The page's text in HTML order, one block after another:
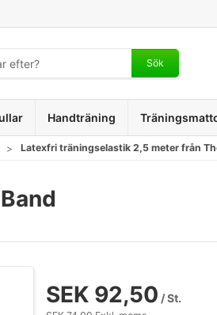
Sök
Handträning
Latexfri träningselastik 2,5 meter från
SEK 92,50 / St.